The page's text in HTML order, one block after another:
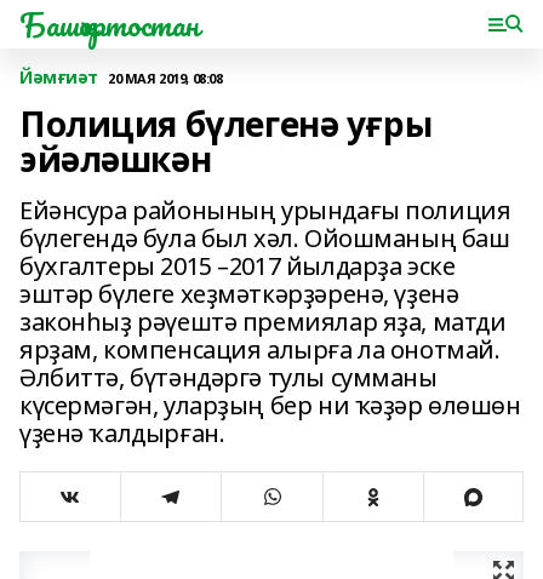
Башҡортостан
Йәмғиәт 20 МАЯ 2019, 08:08
Полиция бүлегенә уғры
эйәләшкән
Ейәнсура районының урындағы полиция
бүлегендә була был хәл. Ойошманың баш
бухгалтеры 2015 –2017 йылдарҙа эске
эштәр бүлеге хеҙмәткәрҙәренә, үҙенә
законһыҙ рәүештә премиялар яҙа, матди
ярҙам, компенсация алырға ла онотмай.
Әлбиттә, бүтәндәргә тулы сумманы
күсермәгән, уларҙың бер ни ҡәҙәр өлөшөн
үҙенә ҡалдырған.